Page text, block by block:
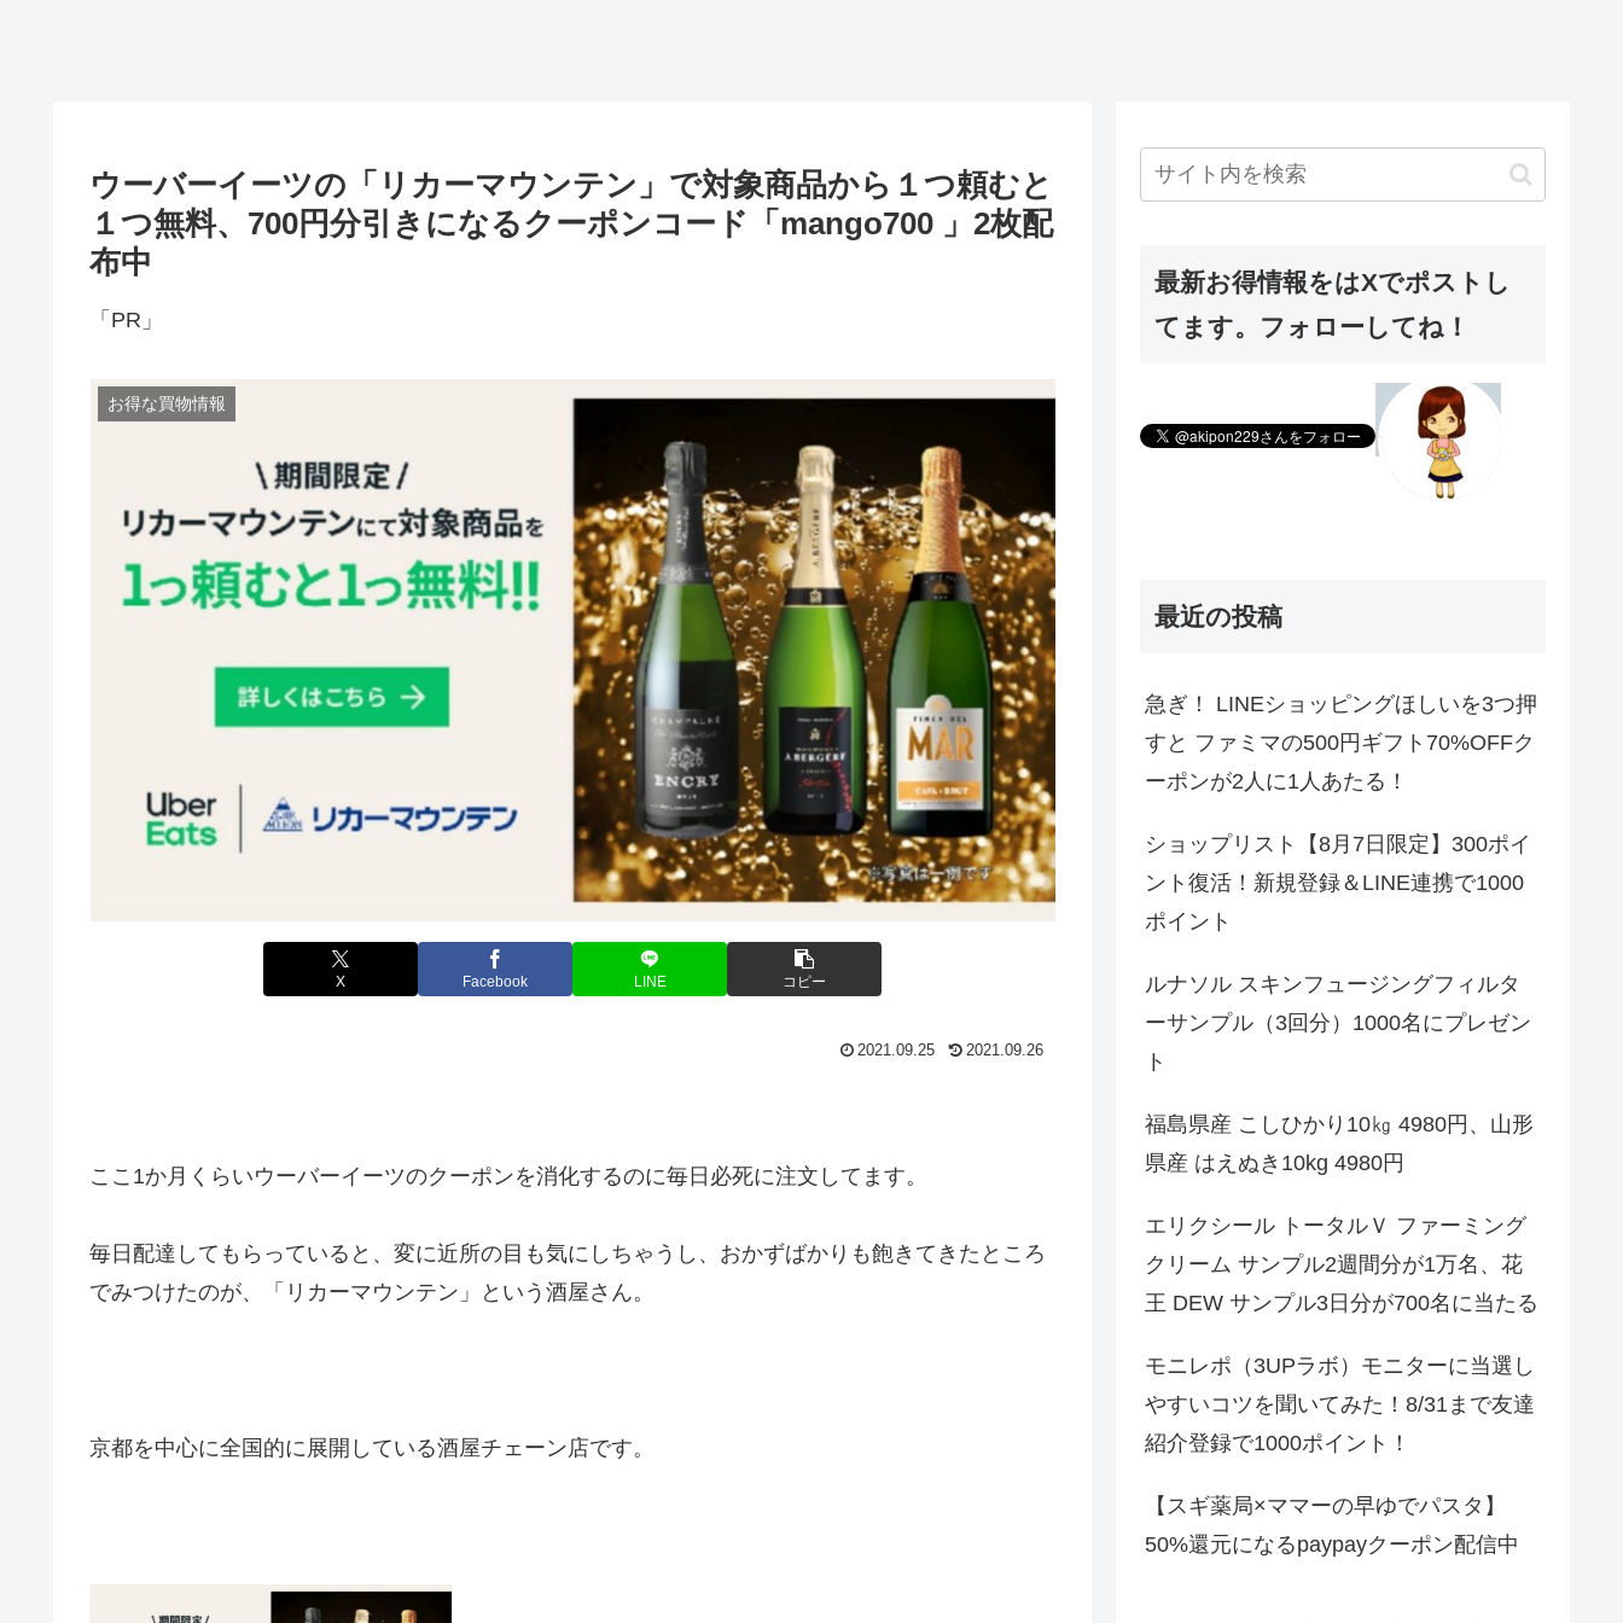
ウーバーイーツの「リカーマウンテン」で対象商品から１つ頼むと
１つ無料、700円分引きになるクーポンコード「mango700 」2枚配
布中
「PR」
お得な買物情報
X Facebook LINE コピー
2021.09.25 2021.09.26
ここ1か月くらいウーバーイーツのクーポンを消化するのに毎日必死に注文してます。
毎日配達してもらっていると、変に近所の目も気にしちゃうし、おかずばかりも飽きてきたところ
でみつけたのが、「リカーマウンテン」という酒屋さん。
京都を中心に全国的に展開している酒屋チェーン店です。
最新お得情報をはXでポストし
てます。フォローしてね！
最近の投稿
急ぎ！ LINEショッピングほしいを3つ押
すと ファミマの500円ギフト70%OFFク
ーポンが2人に1人あたる！
ショップリスト【8月7日限定】300ポイ
ント復活！新規登録＆LINE連携で1000
ポイント
ルナソル スキンフュージングフィルタ
ーサンプル（3回分）1000名にプレゼン
ト
福島県産 こしひかり10㎏ 4980円、山形
県産 はえぬき10kg 4980円
エリクシール トータルＶ ファーミング
クリーム サンプル2週間分が1万名、花
王 DEW サンプル3日分が700名に当たる
モニレポ（3UPラボ）モニターに当選し
やすいコツを聞いてみた！8/31まで友達
紹介登録で1000ポイント！
【スギ薬局×ママーの早ゆでパスタ】
50%還元になるpaypayクーポン配信中